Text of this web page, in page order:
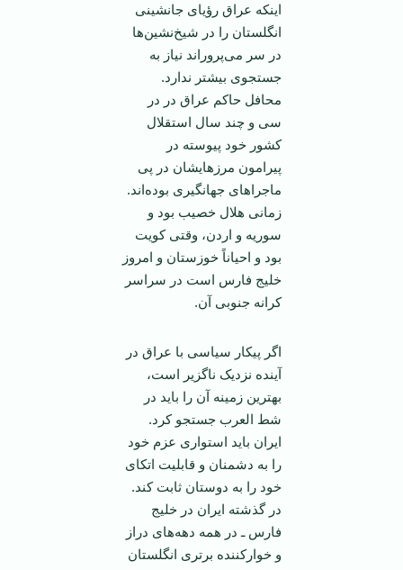
اینکه عراق رؤیای جانشینی
انگلستان را در شیخ‌نشین‌ها
در سر می‌پروراند نیاز به
جستجوی بیشتر ندارد.
محافل حاکم عراق در در
سی و چند سال استقلال
کشور خود پیوسته در
پیرامون مرز‌هایشان در پی
ماجراهای جهانگیری بوده‌اند.
زمانی هلال خصیب بود و
سوریه و اردن، وقتی کویت
بود و احیاناً خوزستان و امروز
خلیج فارس است در سراسر
کرانه جنوبی آن.
اگر پیکار سیاسی با عراق در
آینده نزدیک ناگزیر است،
بهترین زمینه آن را باید در
شط العرب جستجو کرد.
ایران باید استواری عزم خود
را به دشمنان و قابلیت اتکای
خود را به دوستان ثابت کند.
در گذشته ایران در خلیج
فارس ـ در همه دهه‌های دراز
و خوارکننده برتری انگلستان